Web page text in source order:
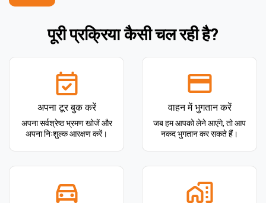
पूरी प्रक्रिया कैसी चल रही है?
अपना टूर बुक करें
अपना सर्वश्रेष्ठ भ्रमण खोजें और
अपना निःशुल्क आरक्षण करें।
वाहन में भुगतान करें
जब हम आपको लेने आएंगे, तो आप
नकद भुगतान कर सकते हैं।